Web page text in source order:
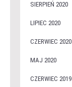
SIERPIEŃ 2020
LIPIEC 2020
CZERWIEC 2020
MAJ 2020
CZERWIEC 2019